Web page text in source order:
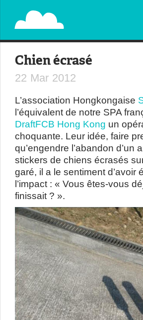
PAPERPLANE
STREET, AMBIENT, GUÉRILLA MARKETING
Chien écrasé
22 Mar 2012
L’association Hongkongaise
l’équivalent de notre SPA
DraftFCB Hong Kong un
choquante. Leur idée, faire
qu’engendre l’abandon
stickers de chiens écrasés
garé, il a le sentiment
l’impact : « Vous êtes-vous
finissait ? ».